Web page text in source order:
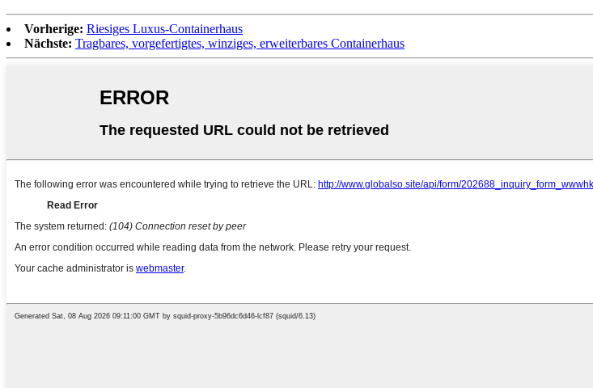
Vorherige: Riesiges Luxus-Containerhaus
Nächste: Tragbares, vorgefertigtes, winziges, erweiterbares Containerhaus